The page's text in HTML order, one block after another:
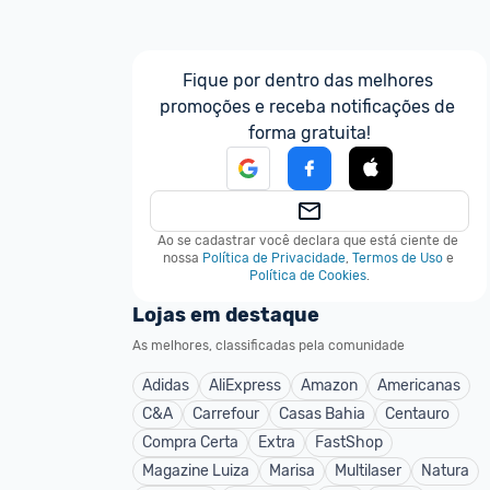
Fique por dentro das melhores
promoções e receba notificações de
forma gratuita!
Ao se cadastrar você declara que está ciente de
nossa Política de Privacidade, Termos de Uso e
Política de Cookies.
Lojas em destaque
As melhores, classificadas pela comunidade
Adidas AliExpress Amazon
Americanas
C&A
Carrefour Casas Bahia
Centauro
Compra Certa
Extra
FastShop
Magazine Luiza
Marisa Multilaser Natura